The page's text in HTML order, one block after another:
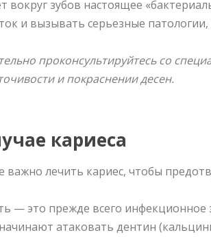
вокруг зубов настоящее
и вызывать серьезные
проконсультируйтесь со
и покраснении десен.
кариеса
важно лечить кариес, чтобы
— это прежде всего инфекционное
атаковать дентин